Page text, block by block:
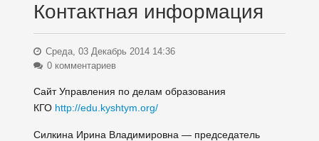
Контактная информация
Среда, 03 Декабрь 2014 14:36
0 комментариев
Сайт Управления по делам образования
КГО http://edu.kyshtym.org/
Силкина Ирина Владимировна — председатель